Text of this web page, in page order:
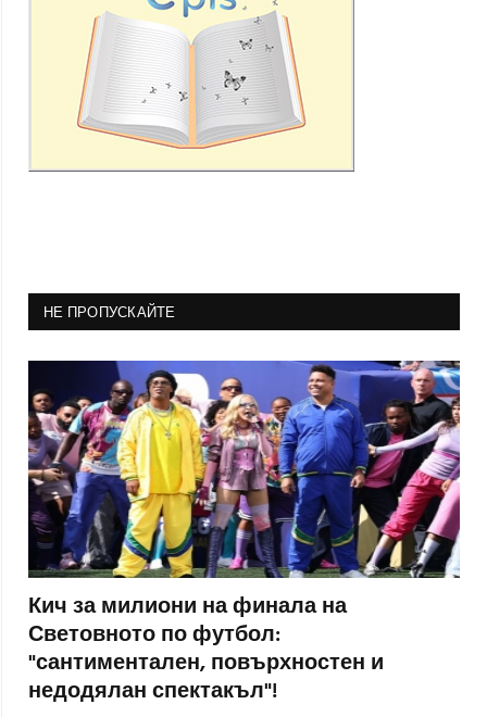
НЕ ПРОПУСКАЙТЕ
Кич за милиони на финала на
Световното по футбол:
"сантиментален, повърхностен и
недодялан спектакъл"!